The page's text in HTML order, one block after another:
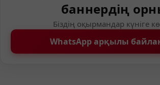
баннердің
Біздің оқырмандар күніге
WhatsApp арқылы